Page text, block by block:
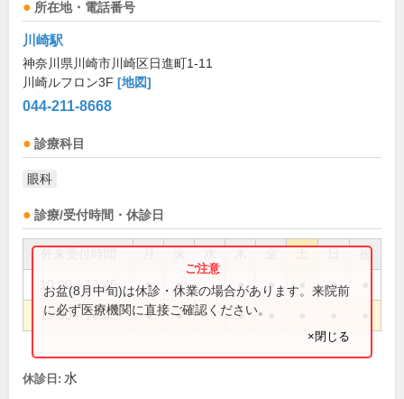
所在地・電話番号
川崎駅
神奈川県川崎市川崎区日進町1-11
川崎ルフロン3F [地図]
044-211-8668
診療科目
眼科
診療/受付時間・休診日
祝
10:00～12:45 ● ● ● ● ●
15:00～18:45 ● ● ●
お盆(8月中旬)は休診・休業の場合があります。来院前
に必ず医療機関に直接ご確認ください。
×閉じる
休診日: 水